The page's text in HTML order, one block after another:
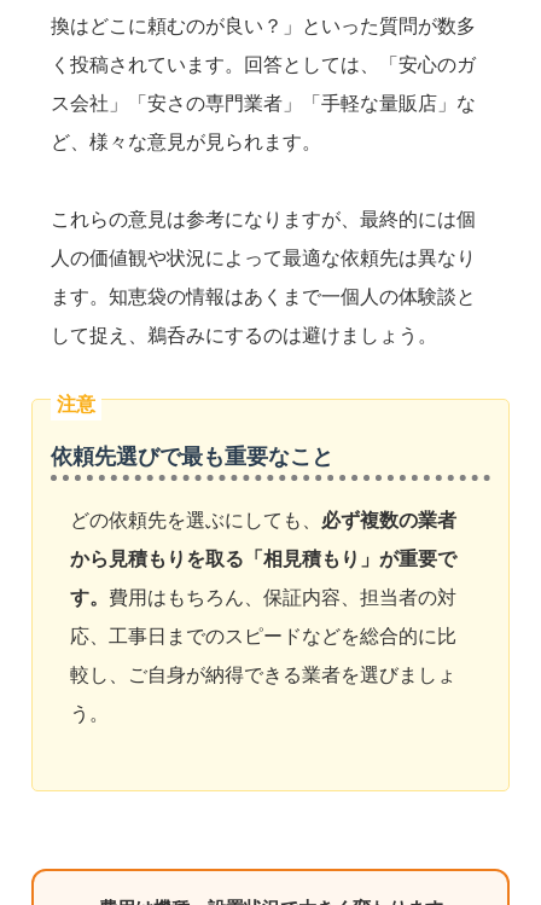
換はどこに頼むのが良い？」といった質問が数多
く投稿されています。回答としては、「安心のガ
ス会社」「安さの専門業者」「手軽な量販店」な
ど、様々な意見が見られます。
これらの意見は参考になりますが、最終的には個
人の価値観や状況によって最適な依頼先は異なり
ます。知恵袋の情報はあくまで一個人の体験談と
して捉え、鵜呑みにするのは避けましょう。
依頼先選びで最も重要なこと
どの依頼先を選ぶにしても、 必ず複数の業者
から見積もりを取る「相見積もり」が重要で
す。 費用はもちろん、保証内容、担当者の対
応、工事日までのスピードなどを総合的に比
較し、ご自身が納得できる業者を選びましょ
う。